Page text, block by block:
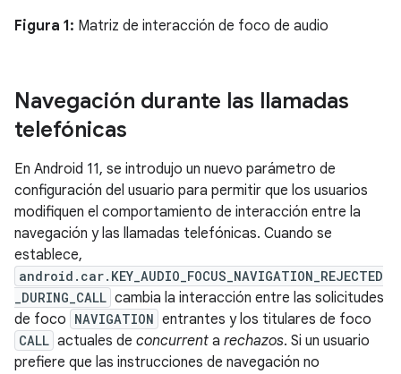
Figura 1: Matriz de interacción de foco de audio
Navegación durante las llamadas
telefónicas
En Android 11, se introdujo un nuevo parámetro de
configuración del usuario para permitir que los usuarios
modifiquen el comportamiento de interacción entre la
navegación y las llamadas telefónicas. Cuando se
establece,
android.car.KEY_AUDIO_FOCUS_NAVIGATION_REJECTED
_DURING_CALL cambia la interacción entre las solicitudes
de foco NAVIGATION entrantes y los titulares de foco
CALL actuales de concurrent a rechazos. Si un usuario
prefiere que las instrucciones de navegación no